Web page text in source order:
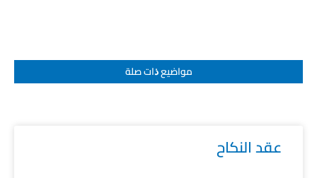
مواضيع ﺫات صلة
عقد النكاح